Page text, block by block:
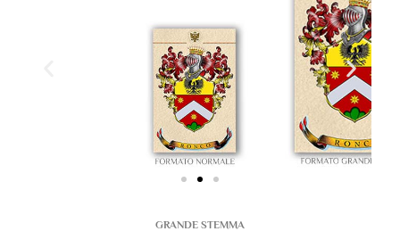
GRANDE STEMMA